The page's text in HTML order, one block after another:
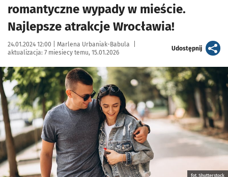
romantyczne wypady w mieście.
Najlepsze atrakcje Wrocławia!
Data publikacji:
24.01.2024 12:00 | Autor:
Marlena Urbaniak-Babula
aktualizacja: 7 miesiecy temu, 15.01.2026
Udostępnijartykuł
Kliknij, aby powiększyć
fot. Shutterstock